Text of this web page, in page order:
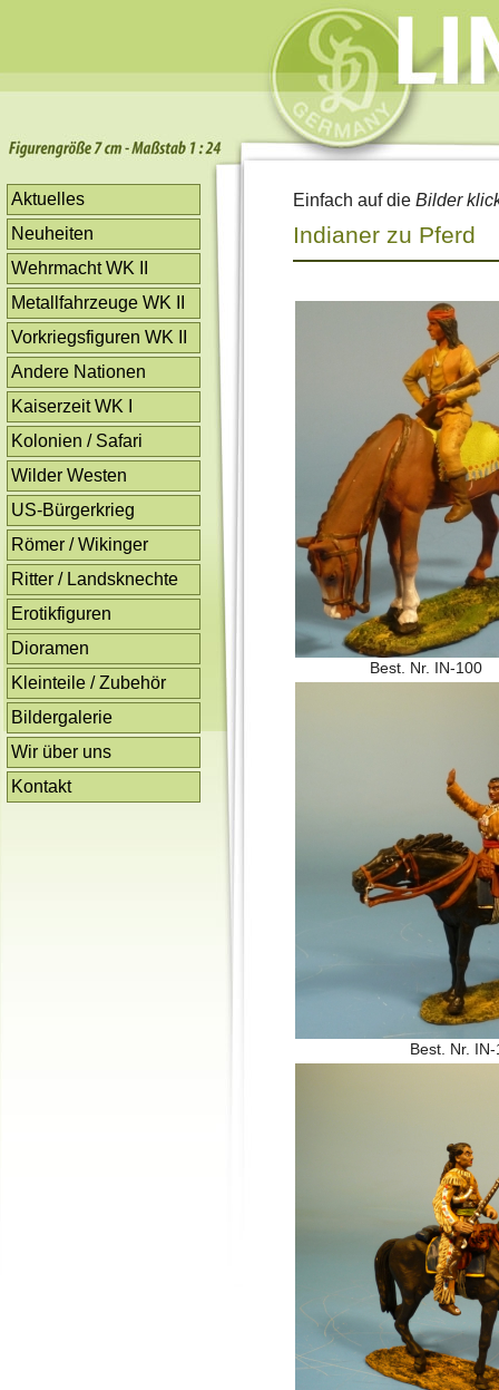
Aktuelles
Neuheiten
Wehrmacht WK II
Metallfahrzeuge WK II
Vorkriegsfiguren WK II
Andere Nationen
Kaiserzeit WK I
Kolonien / Safari
Wilder Westen
US-Bürgerkrieg
Römer / Wikinger
Ritter / Landsknechte
Erotikfiguren
Dioramen
Kleinteile / Zubehör
Bildergalerie
Wir über uns
Kontakt
Einfach auf die Bilder
Indianer zu Pferd
Best. Nr. IN-100
Best. Nr.